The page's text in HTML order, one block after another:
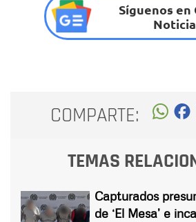
Síguenos en
COMPARTE:
TEMAS
Capturados
de ‘El Mesa’ e